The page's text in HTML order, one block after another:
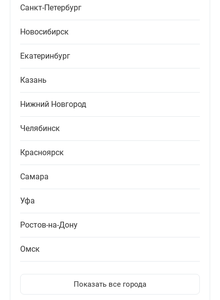
Санкт-Петербург
Новосибирск
Екатеринбург
Казань
Нижний Новгород
Челябинск
Красноярск
Самара
Уфа
Ростов-на-Дону
Омск
Показать все города